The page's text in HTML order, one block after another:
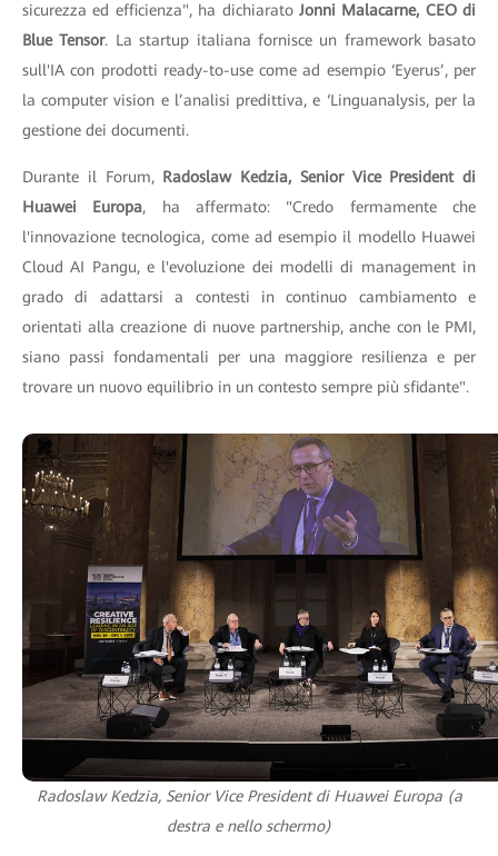
sicurezza ed efficienza", ha dichiarato Jonni Malacarne, CEO di
Blue Tensor. La startup italiana fornisce un framework basato
sull'IA con prodotti ready-to-use come ad esempio ‘Eyerus’, per
la computer vision e l’analisi predittiva, e ‘Linguanalysis, per la
gestione dei documenti.
Durante il Forum, Radoslaw Kedzia, Senior Vice President di
Huawei Europa, ha affermato: "Credo fermamente che
l'innovazione tecnologica, come ad esempio il modello Huawei
Cloud AI Pangu, e l'evoluzione dei modelli di management in
grado di adattarsi a contesti in continuo cambiamento e
orientati alla creazione di nuove partnership, anche con le PMI,
siano passi fondamentali per una maggiore resilienza e per
trovare un nuovo equilibrio in un contesto sempre più sfidante".
Radoslaw Kedzia, Senior Vice President di Huawei Europa (a
destra e nello schermo)